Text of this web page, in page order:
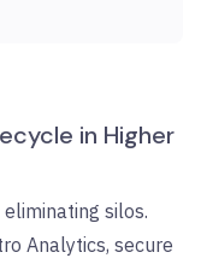
in Higher
silos.
Analytics, secure